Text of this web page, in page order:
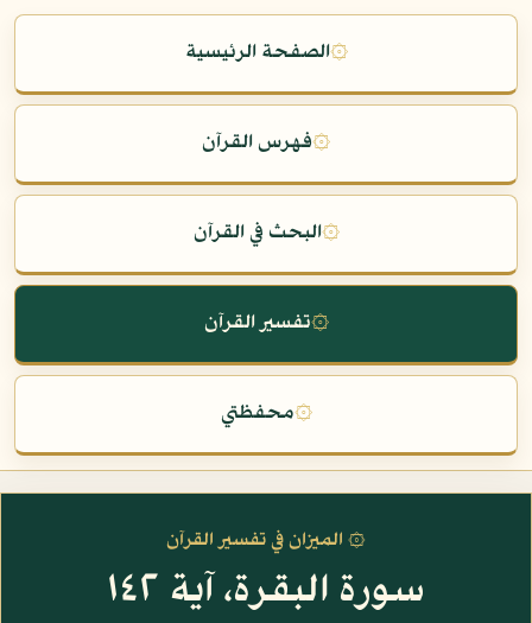
۞الصفحة الرئيسية
۞فهرس القرآن
۞البحث في القرآن
۞تفسير القرآن
۞محفظتي
۞ الميزان في تفسير القرآن
سورة البقرة، آية ١٤٢